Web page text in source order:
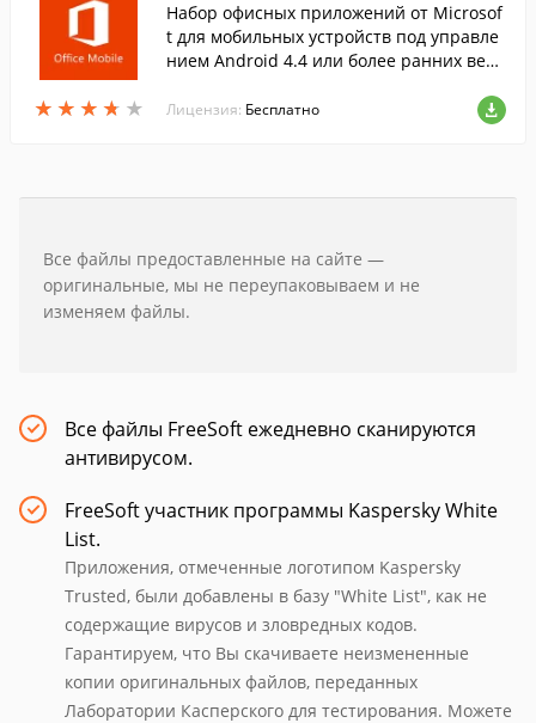
★ ★ ★ ★ ★
★ ★ ★ ★ ★
Набор офисных приложений от Microsof
t для мобильных устройств под управле
нием Android 4.4 или более ранних верс
Лицензия: Бесплатно
Все файлы предоставленные на сайте —
оригинальные, мы не переупаковываем и не
изменяем файлы.
Все файлы FreeSoft ежедневно сканируются
антивирусом.
FreeSoft участник программы Kaspersky White
List.
Приложения, отмеченные логотипом Kaspersky
Trusted, были добавлены в базу "White List", как не
содержащие вирусов и зловредных кодов.
Гарантируем, что Вы скачиваете неизмененные
копии оригинальных файлов, переданных
Лаборатории Касперского для тестирования. Можете